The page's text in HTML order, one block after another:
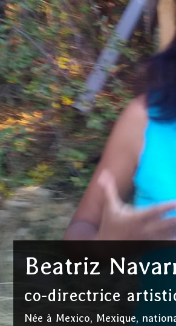
Beatriz
co-directrice
Née à Mexico, Mexique,